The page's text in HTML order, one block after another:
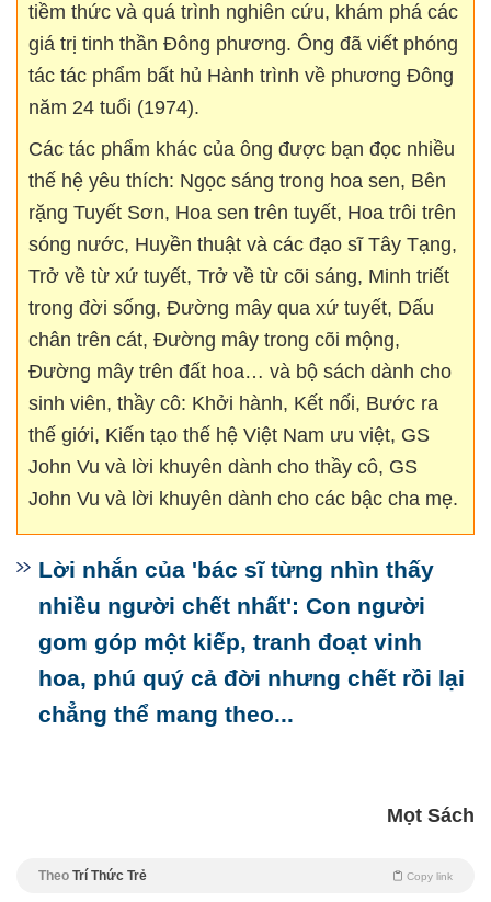
tiềm thức và quá trình nghiên cứu, khám phá các
giá trị tinh thần Đông phương. Ông đã viết phóng
tác tác phẩm bất hủ Hành trình về phương Đông
năm 24 tuổi (1974).
Các tác phẩm khác của ông được bạn đọc nhiều
thế hệ yêu thích: Ngọc sáng trong hoa sen, Bên
rặng Tuyết Sơn, Hoa sen trên tuyết, Hoa trôi trên
sóng nước, Huyền thuật và các đạo sĩ Tây Tạng,
Trở về từ xứ tuyết, Trở về từ cõi sáng, Minh triết
trong đời sống, Đường mây qua xứ tuyết, Dấu
chân trên cát, Đường mây trong cõi mộng,
Đường mây trên đất hoa… và bộ sách dành cho
sinh viên, thầy cô: Khởi hành, Kết nối, Bước ra
thế giới, Kiến tạo thế hệ Việt Nam ưu việt, GS
John Vu và lời khuyên dành cho thầy cô, GS
John Vu và lời khuyên dành cho các bậc cha mẹ.
Lời nhắn của 'bác sĩ từng nhìn thấy
nhiều người chết nhất': Con người
gom góp một kiếp, tranh đoạt vinh
hoa, phú quý cả đời nhưng chết rồi lại
chẳng thể mang theo...
Mọt Sách
Theo Trí Thức Trẻ Copy link